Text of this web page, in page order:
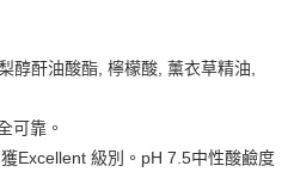
醇酐油酸酯, 檸檬酸, 薰衣草精油,
可靠。
Excellent 級別。pH 7.5中性酸鹼度